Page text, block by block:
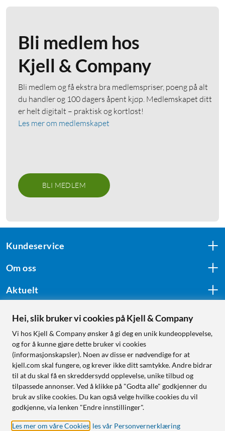
Bli medlem hos
Kjell & Company
Bli medlem og få ekstra bra medlemspriser, poeng på alt
du handler og 100 dagers åpent kjøp. Medlemskapet ditt
er helt digitalt – praktisk og kortløst!
Les mer om medlemskapet
BLI MEDLEM
Kundeservice
Om oss
Aktuelt
Følg oss
Handle fra:
Sverige
Norge
Hei, slik bruker vi cookies på Kjell & Company
Vi hos Kjell & Company ønsker å gi deg en unik kundeopplevelse,
og for å kunne gjøre dette bruker vi cookies
(informasjonskapsler). Noen av disse er nødvendige for at
kjell.com skal fungere, og krever ikke ditt samtykke. Andre bidrar
til at du skal få en skreddersydd opplevelse, unike tilbud og
tilpassede annonser. Ved å klikke på "Godta alle" godkjenner du
bruk av slike cookies. Du kan også velge hvilke cookies du vil
godkjenne, via lenken "Endre innstillinger".
Les mer om våre Cookies les vår Personvernerklæring